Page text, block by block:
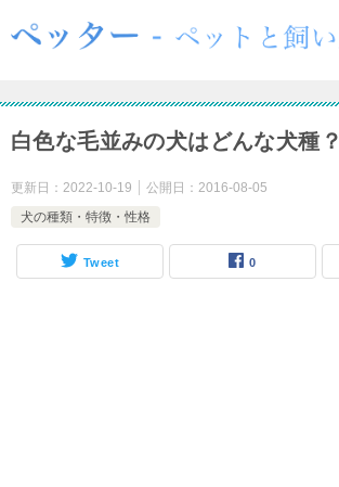
白色な毛並みの犬はどんな犬種？
更新日： 2022-10-19 公開日： 2016-08-05
犬の種類・特徴・性格
Tweet 0